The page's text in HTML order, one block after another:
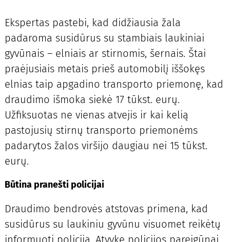
Ekspertas pastebi, kad didžiausia žala
padaroma susidūrus su stambiais laukiniai
gyvūnais – elniais ar stirnomis, šernais. Štai
praėjusiais metais prieš automobilį iššokęs
elnias taip apgadino transporto priemonę, kad
draudimo išmoka siekė 17 tūkst. eurų.
Užfiksuotas ne vienas atvejis ir kai kelią
pastojusių stirnų transporto priemonėms
padarytos žalos viršijo daugiau nei 15 tūkst.
eurų.
Būtina pranešti policijai
Draudimo bendrovės atstovas primena, kad
susidūrus su laukiniu gyvūnu visuomet reikėtų
informuoti policiją. Atvykę policijos pareigūnai